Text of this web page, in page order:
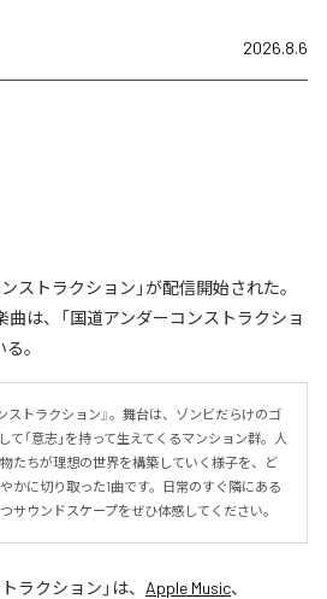
2026.8.6
ストラクション」が配信開始された。
は、「国道アンダーコンストラクショ
。
ストラクション』。舞台は、ゾンビだらけのゴ
て「意志」を持って生えてくるマンション群。人
たちが理想の世界を構築していく様子を、ど
かに切り取った1曲です。日常のすぐ隣にある
サウンドスケープをぜひ体感してください。
ラクション 」は、 Apple Music、